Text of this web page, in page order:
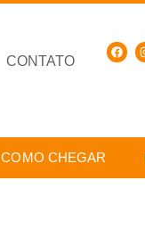
CONTATO
COMO CHEGAR